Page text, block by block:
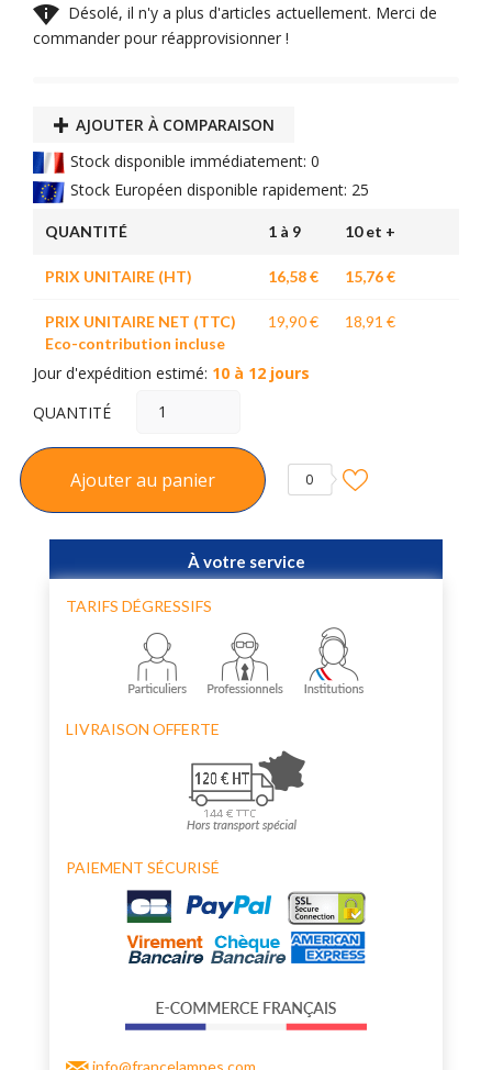
 Désolé, il n'y a plus d'articles actuellement. Merci de
commander pour réapprovisionner !
AJOUTER À COMPARAISON
Stock disponible immédiatement: 0
Stock Européen disponible rapidement: 25
QUANTITÉ 1 à 9 10 et +
PRIX UNITAIRE (HT) 16,58 € 15,76 €
PRIX UNITAIRE NET (TTC)
Eco-contribution incluse
19,90 € 18,91 €
Jour d'expédition estimé: 10 à 12 jours
QUANTITÉ
Ajouter au panier 0
À votre service
TARIFS DÉGRESSIFS
LIVRAISON OFFERTE
PAIEMENT SÉCURISÉ
info@francelampes.com